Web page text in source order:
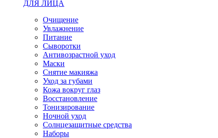
ДЛЯ ЛИЦА
Очищение
Увлажнение
Питание
Сыворотки
Антивозрастной уход
Маски
Снятие макияжа
Уход за губами
Кожа вокруг глаз
Восстановление
Тонизирование
Ночной уход
Солнцезащитные средства
Наборы